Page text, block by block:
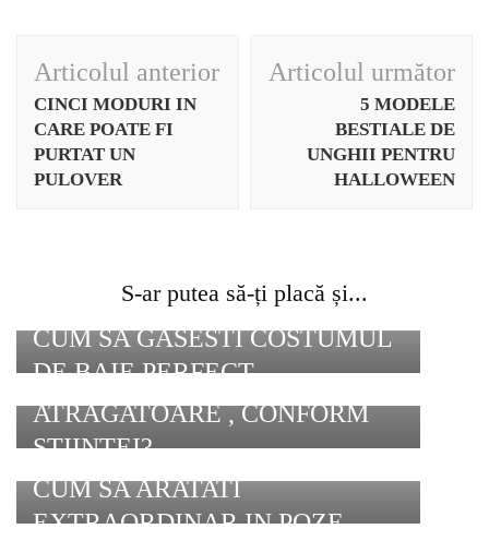
Navigare
în
articole
Articolul anterior
CINCI MODURI IN
CARE POATE FI
PURTAT UN
PULOVER
Articolul următor
5 MODELE
BESTIALE DE
UNGHII PENTRU
HALLOWEEN
S-ar putea să-ți placă și...
CUM SA GASESTI COSTUMUL
DE BAIE PERFECT
CE LE FACE PE FEMEI MAI
ATRAGATOARE , CONFORM
STIINTEI?
CUM SA ARATATI
EXTRAORDINAR IN POZE